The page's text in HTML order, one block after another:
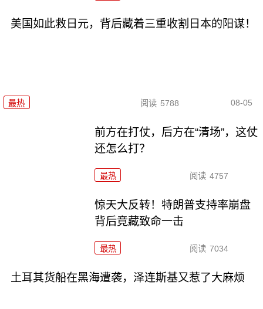
美国如此救日元，背后藏着三重收割日本的阳谋！
最热 阅读 5788 08-05
前方在打仗，后方在“清场”，这仗
还怎么打？
最热 阅读 4757
惊天大反转！特朗普支持率崩盘
背后竟藏致命一击
最热 阅读 7034
土耳其货船在黑海遭袭，泽连斯基又惹了大麻烦